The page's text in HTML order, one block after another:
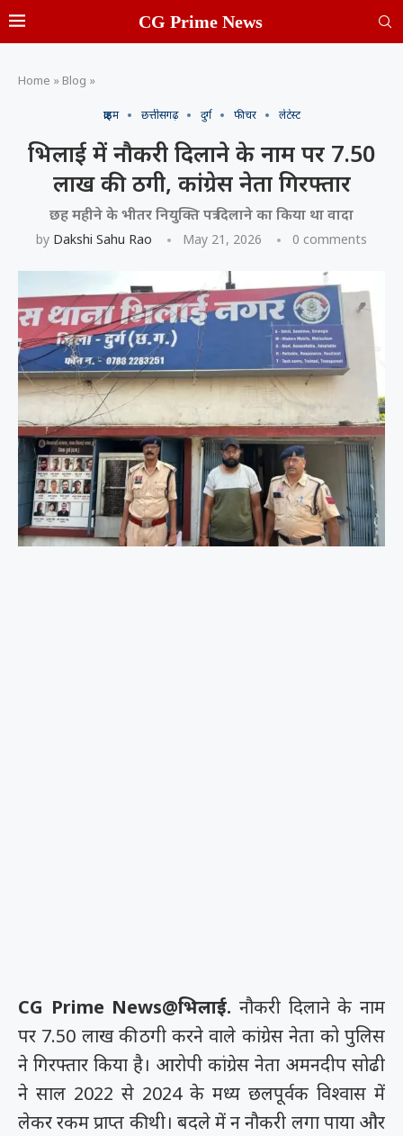
CG Prime News
Home » Blog »
क्राइम छत्तीसगढ़ दुर्ग फीचर लेटेस्ट
भिलाई में नौकरी दिलाने के नाम पर 7.50
लाख की ठगी, कांग्रेस नेता गिरफ्तार
छह महीने के भीतर नियुक्ति पत्र दिलाने का किया था वादा
by Dakshi Sahu Rao May 21, 2026 0 comments
CG Prime News@भिलाई. नौकरी दिलाने के नाम
पर 7.50 लाख की ठगी करने वाले कांग्रेस नेता को पुलिस
ने गिरफ्तार किया है। आरोपी कांग्रेस नेता अमनदीप सोढी
ने साल 2022 से 2024 के मध्य छलपूर्वक विश्वास में
लेकर रकम प्राप्त की थी। बदले में न नौकरी लगा पाया और